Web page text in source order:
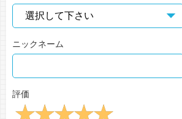
ニックネーム
評価